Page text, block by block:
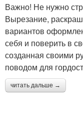
Важно! Не нужно
Вырезание,
вариантов
себя и поверить в
созданная своими
поводом для
читать дальше →